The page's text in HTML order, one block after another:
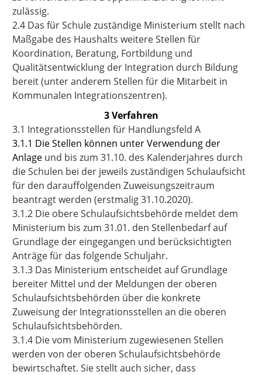
zulässig.
2.4 Das für Schule zuständige Ministerium stellt nach
Maßgabe des Haushalts weitere Stellen für
Koordination, Beratung, Fortbildung und
Qualitätsentwicklung der Integration durch Bildung
bereit (unter anderem Stellen für die Mitarbeit in
Kommunalen Integrationszentren).
3 Verfahren
3.1 Integrationsstellen für Handlungsfeld A
3.1.1 Die Stellen können unter Verwendung der
Anlage und bis zum 31.10. des Kalenderjahres durch
die Schulen bei der jeweils zuständigen Schulaufsicht
für den darauffolgenden Zuweisungszeitraum
beantragt werden (erstmalig 31.10.2020).
3.1.2 Die obere Schulaufsichtsbehörde meldet dem
Ministerium bis zum 31.01. den Stellenbedarf auf
Grundlage der eingegangen und berücksichtigten
Anträge für das folgende Schuljahr.
3.1.3 Das Ministerium entscheidet auf Grundlage
bereiter Mittel und der Meldungen der oberen
Schulaufsichtsbehörden über die konkrete
Zuweisung der Integrationsstellen an die oberen
Schulaufsichtsbehörden.
3.1.4 Die vom Ministerium zugewiesenen Stellen
werden von der oberen Schulaufsichtsbehörde
bewirtschaftet. Sie stellt auch sicher, dass